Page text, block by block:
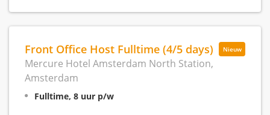
Nieuw
Front Office Host Fulltime (4/5 days)
Mercure Hotel Amsterdam North Station,
Amsterdam
Fulltime, 8 uur p/w